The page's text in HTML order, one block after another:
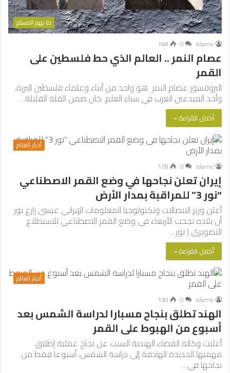
ما يهم المسلم
islamic
0
198
عصام النمر .. العالم الذي حط فلسطين على
القمر
البروفسور عصام النمر هو واحد من أبناء وعلماء فلسطين البررة،
وأحد المبدعين العرب في سناء العلم. كان ضمن القلة القليلة…
أكمل القراءة »
أخبار العالم
islamic
0
178
إيران تعلن نجاحها في وضع القمر الاصطناعي
“نور 3” للمراقبة بمدار الأرض
أعلن وزير الاتصالات وتكنولوجيا المعلومات الإيراني عيسى زارع بور
أن بلاده نجحت الأربعاء في وضع القمر الاصطناعي للاستطلاع
التصويري ( نور…
أكمل القراءة »
أخبار العالم
islamic
0
130
الهند تطلق بنجاح مسبارا لدراسة الشمس بعد
أسبوع من الهبوط على القمر
أعلنت وكالة الفضاء الهندية السبت عن نجاح عملية إطلاق
مهمتها الجديدة الهادفة إلى دراسة الشمس، أسبوعا فقط من
نجاحها في…